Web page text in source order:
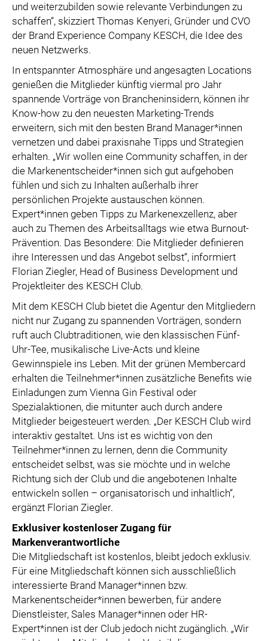
und weiterzubilden sowie relevante Verbindungen zu
schaffen“, skizziert Thomas Kenyeri, Gründer und CVO
der Brand Experience Company KESCH, die Idee des
neuen Netzwerks.
In entspannter Atmosphäre und angesagten Locations
genießen die Mitglieder künftig viermal pro Jahr
spannende Vorträge von Brancheninsidern, können ihr
Know-how zu den neuesten Marketing-Trends
erweitern, sich mit den besten Brand Manager*innen
vernetzen und dabei praxisnahe Tipps und Strategien
erhalten. „Wir wollen eine Community schaffen, in der
die Markenentscheider*innen sich gut aufgehoben
fühlen und sich zu Inhalten außerhalb ihrer
persönlichen Projekte austauschen können.
Expert*innen geben Tipps zu Markenexzellenz, aber
auch zu Themen des Arbeitsalltags wie etwa Burnout-
Prävention. Das Besondere: Die Mitglieder definieren
ihre Interessen und das Angebot selbst“, informiert
Florian Ziegler, Head of Business Development und
Projektleiter des KESCH Club.
Mit dem KESCH Club bietet die Agentur den Mitgliedern
nicht nur Zugang zu spannenden Vorträgen, sondern
ruft auch Clubtraditionen, wie den klassischen Fünf-
Uhr-Tee, musikalische Live-Acts und kleine
Gewinnspiele ins Leben. Mit der grünen Membercard
erhalten die Teilnehmer*innen zusätzliche Benefits wie
Einladungen zum Vienna Gin Festival oder
Spezialaktionen, die mitunter auch durch andere
Mitglieder beigesteuert werden. „Der KESCH Club wird
interaktiv gestaltet. Uns ist es wichtig von den
Teilnehmer*innen zu lernen, denn die Community
entscheidet selbst, was sie möchte und in welche
Richtung sich der Club und die angebotenen Inhalte
entwickeln sollen – organisatorisch und inhaltlich“,
ergänzt Florian Ziegler.
Exklusiver kostenloser Zugang für
Markenverantwortliche
Die Mitgliedschaft ist kostenlos, bleibt jedoch exklusiv.
Für eine Mitgliedschaft können sich ausschließlich
interessierte Brand Manager*innen bzw.
Markenentscheider*innen bewerben, für andere
Dienstleister, Sales Manager*innen oder HR-
Expert*innen ist der Club jedoch nicht zugänglich. „Wir